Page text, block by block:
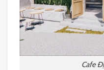
Cafe